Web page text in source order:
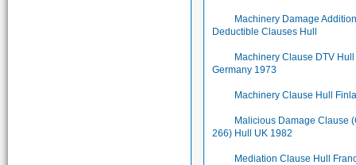
Machinery Damage
Deductible Clauses Hull
Machinery Clause DTV Hull
Germany 1973
Machinery Clause Hull
Malicious Damage Clause
266) Hull UK 1982
Mediation Clause Hull